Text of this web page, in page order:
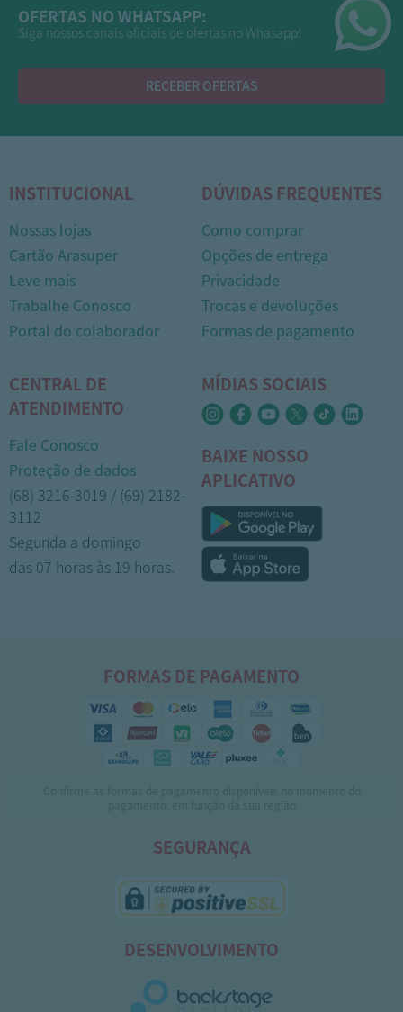
OFERTAS NO WHATSAPP:
Siga nossos canais oficiais de ofertas no Whasapp!
RECEBER OFERTAS
INSTITUCIONAL
Nossas lojas
Cartão Arasuper
Leve mais
Trabalhe Conosco
Portal do colaborador
DÚVIDAS FREQUENTES
Como comprar
Opções de entrega
Privacidade
Trocas e devoluções
Formas de pagamento
CENTRAL DE
ATENDIMENTO
Fale Conosco
Proteção de dados
(68) 3216-3019 / (69) 2182-
3112
Segunda a domingo
das 07 horas às 19 horas.
MÍDIAS SOCIAIS
BAIXE NOSSO
APLICATIVO
FORMAS DE PAGAMENTO
SEGURANÇA
DESENVOLVIMENTO